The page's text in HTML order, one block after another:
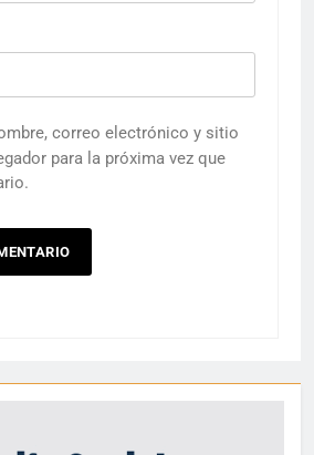
correo electrónico y sitio
para la próxima vez que